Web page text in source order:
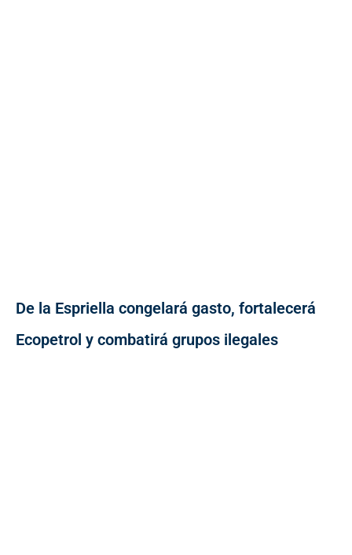
De la Espriella congelará gasto, fortalecerá
Ecopetrol y combatirá grupos ilegales